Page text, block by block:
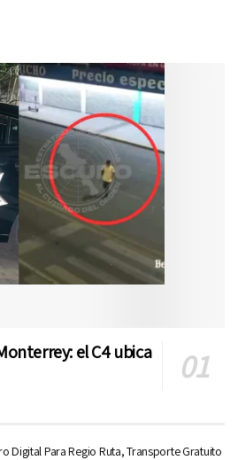
el C4 ubica
Digital Para Regio Ruta, Transporte Gratuito